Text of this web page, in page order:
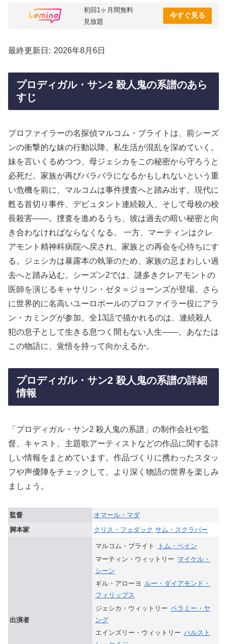
初回1ヶ月間無料
見放題
今すぐ見る
最終更新日 2026年8月6日
プロディガル・サン2 殺人鬼の系譜のあら
すじ
プロファイラーの名探偵マルコム・ブライトは、前シーズ
ンの衝撃的な妹の行動以降、私生活が混乱を深めていく。
妹を言いくるめつつ、母ジェシカをこの秘密から守ろうと
必死だ。家族が再びバラバラになるかもしれないという重
い危機を前に、マルコムは事件捜査へと踏み出す。現代に
甦る首切り事件、デビュタント連続殺人、そして母校の校
長殺害――。捜査を進めるうち、彼は過去の暗い秘密と向
き合わなければならなくなる。 一方、マーティンはクレ
アモント精神科病院へ戻され、家族との再会を心待ちにす
る。ジェシカは暴露本の執筆のため、家族の忌まわしい過
去へと踏み込む。シーズン2では、謎多きクレアモントの
医師を演じるキャサリン・ゼタ＝ジョーンズが登場、さら
に世界的に名高いユーロポールのプロファイラー役にアラ
ン・カミングが参加。全13話で描かれるのは、連続殺人
犯の息子として生きる息つく間もない人生――。あなたは
この物語に、覚悟を持って向かえるか。
プロディガル・サン2 殺人鬼の系譜の詳細
情報
「プロディガル・サン2 殺人鬼の系譜」の制作会社や監
督、キャスト、主題歌アーティストなどの作品に関する詳
しい情報をまとめています。作品づくりに携わったスタッ
フや声優陣をチェックして、より深く物語の世界を楽しみ
ましょう。
監督
オマール・マダ
脚本家
クリス・フェダック サム・スクラバー
出演者
マルコム・ブライト
トム・ペイン
マーティン・ウィットリー マイケル・
シーン
ギル・アローヨ ルー・ダイアモンド・
フィリップス
ジェシカ・ウィットリー ベラミー・ヤ
ング
エインズリー・ウィットリー ハルスト